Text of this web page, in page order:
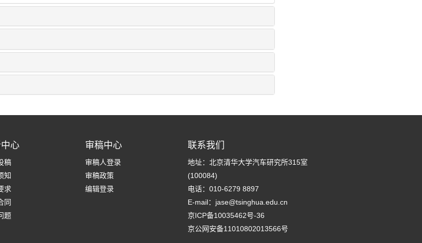
心
稿
知
求
同
题
审稿中心
审稿人登录
审稿政策
编辑登录
联系我们
地址：北京清华大学汽车研究所315室
(100084)
电话：010-6279 8897
E-mail： jase@tsinghua.edu.cn
京ICP备10035462号-36
京公网安备11010802013566号